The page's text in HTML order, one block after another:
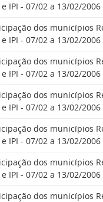
e IPI - 07/02 a 13/02/2006
dos municípios
e IPI - 07/02 a 13/02/2006
dos municípios
e IPI - 07/02 a 13/02/2006
dos municípios
e IPI - 07/02 a 13/02/2006
dos municípios
e IPI - 07/02 a 13/02/2006
dos municípios
e IPI - 07/02 a 13/02/2006
dos municípios